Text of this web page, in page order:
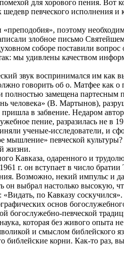
для хорового пения. Вот
певческого исполнения
поэтому
злобное письмо
соборе поставили
мы удивлены качеством
звук воспринимался им как
говорить об о. Матфее как
полностью замещена партесным
человека» (В. Мартынов),
в забвение. Недаром
пение, разразилась не в
ученые-исследователи, и
мышление» певческой
жизни.
Кавказа, одаренного и
г. он вступает в число
Возможно, некий импульс и
выбрал настолько высокую,
по Кавказу соскучился».
основ
богослужебно-певческой
которая без живого опыта
и смыслом библейского
библейские корни. Как-то раз,